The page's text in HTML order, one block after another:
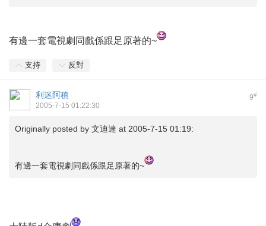
有邊一套電視劇同戲係跟足原著的~
支持 反對
9#
利迷阿稹
2005-7-15 01:22:30
Originally posted by 文迪達 at 2005-7-15 01:19:
有邊一套電視劇同戲係跟足原著的~